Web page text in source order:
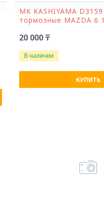
MK KASHIYAMA
тормозные MAZDA 6
20 000 ₸
В наличии
КУПИТЬ